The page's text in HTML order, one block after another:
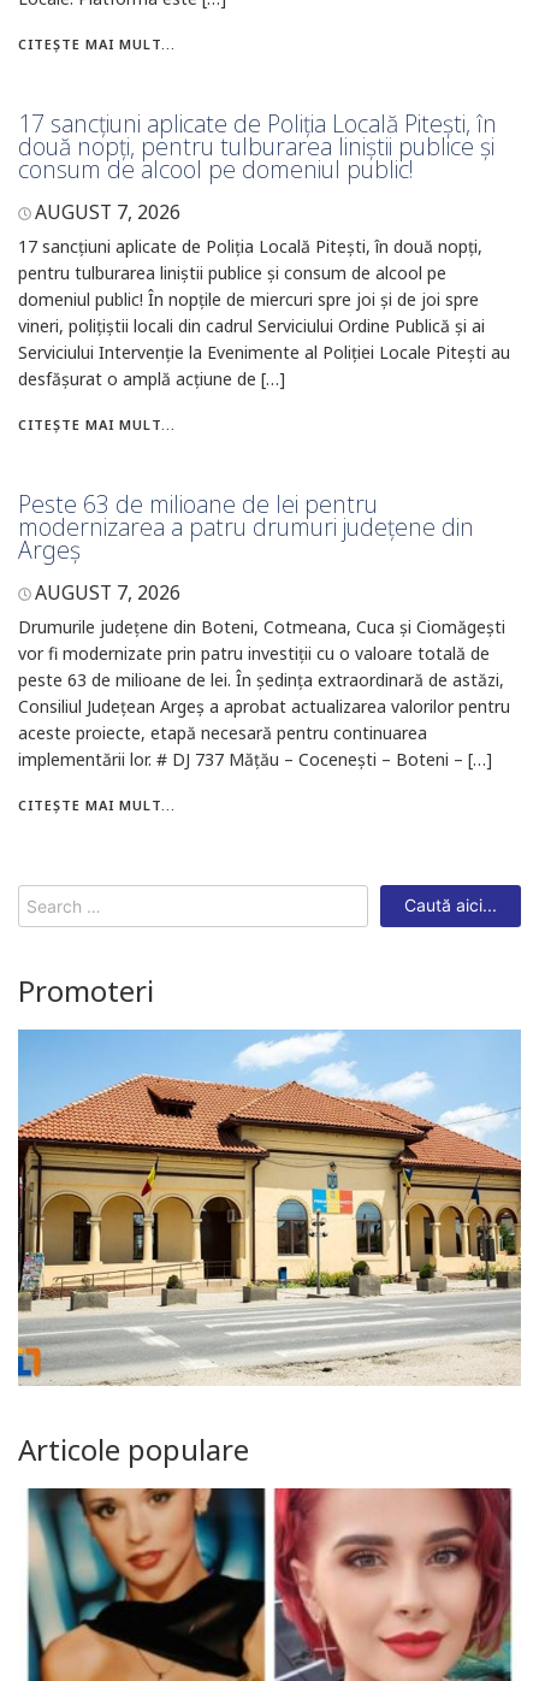
CITEȘTE MAI MULT...
17 sancțiuni aplicate de Poliția Locală Pitești, în
două nopți, pentru tulburarea liniștii publice și
consum de alcool pe domeniul public!
AUGUST 7, 2026
17 sancțiuni aplicate de Poliția Locală Pitești, în două nopți,
pentru tulburarea liniștii publice și consum de alcool pe
domeniul public! În nopțile de miercuri spre joi și de joi spre
vineri, polițiștii locali din cadrul Serviciului Ordine Publică și ai
Serviciului Intervenție la Evenimente al Poliției Locale Pitești au
desfășurat o amplă acțiune de […]
CITEȘTE MAI MULT...
Peste 63 de milioane de lei pentru
modernizarea a patru drumuri județene din
Argeș
AUGUST 7, 2026
Drumurile județene din Boteni, Cotmeana, Cuca și Ciomăgești
vor fi modernizate prin patru investiții cu o valoare totală de
peste 63 de milioane de lei. În ședința extraordinară de astăzi,
Consiliul Județean Argeș a aprobat actualizarea valorilor pentru
aceste proiecte, etapă necesară pentru continuarea
implementării lor. # DJ 737 Mățău – Cocenești – Boteni – […]
CITEȘTE MAI MULT...
Search
for:
Promoteri
Articole populare